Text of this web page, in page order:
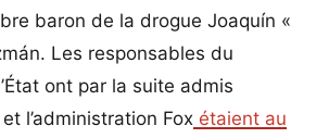
baron de la drogue Joaquín «
Les responsables du
ont par la suite admis
l’administration Fox étaient au